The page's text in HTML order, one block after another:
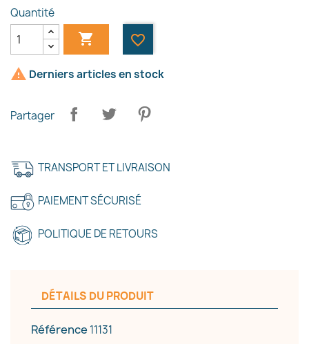
Quantité
 favorite_border
 Derniers articles en stock
Partager
TRANSPORT ET LIVRAISON
PAIEMENT SÉCURISÉ
POLITIQUE DE RETOURS
DÉTAILS DU PRODUIT
Référence 11131